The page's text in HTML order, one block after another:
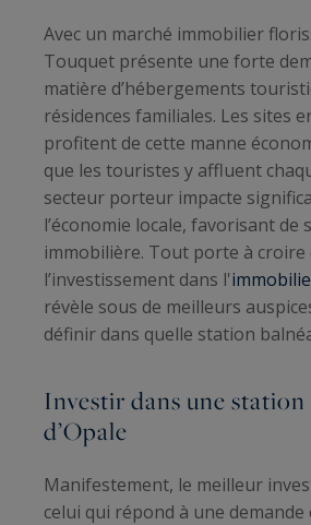
Avec un marché immobilier
Touquet présente une forte
matière d’hébergements
résidences familiales. Les sites
profitent de cette manne
que les touristes y affluent
secteur porteur impacte
l’économie locale, favorisant de
immobilière. Tout porte à croire
l’investissement dans l'
révèle sous de meilleurs
définir dans quelle station
Investir dans une
d’Opale
Manifestement, le meilleur
celui qui répond à une